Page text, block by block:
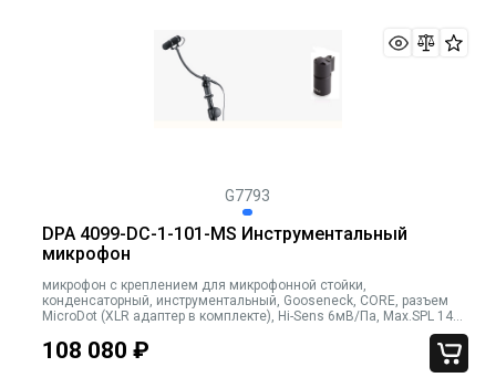
G7793
DPA 4099-DC-1-101-MS Инструментальный
микрофон
микрофон с креплением для микрофонной стойки,
конденсаторный, инструментальный, Gooseneck, CORE, разъем
MicroDot (XLR адаптер в комплекте), Hi-Sens 6мВ/Па, Max.SPL 142
108 080 ₽